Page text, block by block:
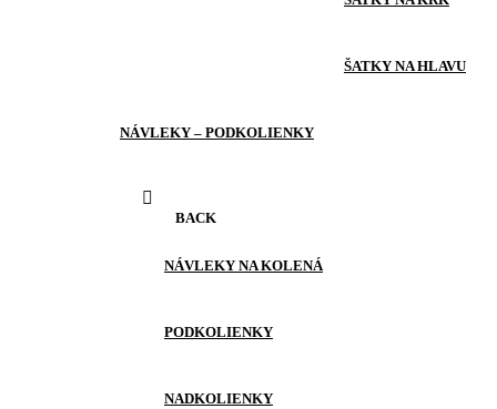
ŠATKY NA HLAVU
NÁVLEKY – PODKOLIENKY
BACK
NÁVLEKY NA KOLENÁ
PODKOLIENKY
NADKOLIENKY